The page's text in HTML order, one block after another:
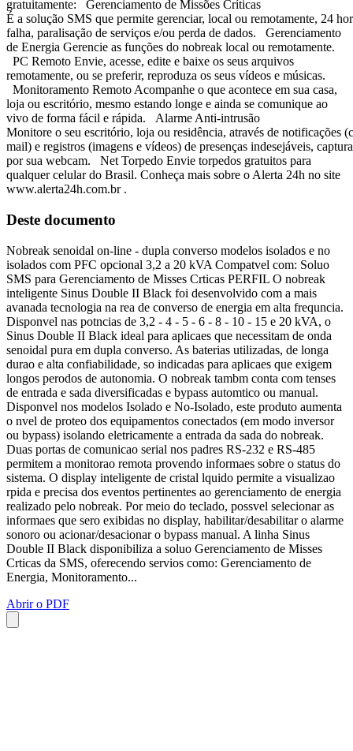
gratuitamente: Gerenciamento de Missões Críticas
É a solução SMS que permite gerenciar, local ou remotamente, 24
falha, paralisação de serviços e/ou perda de dados. Gerenciamento
de Energia Gerencie as funções do nobreak local ou remotamente.
PC Remoto Envie, acesse, edite e baixe os seus arquivos
remotamente, ou se preferir, reproduza os seus vídeos e músicas.
Monitoramento Remoto Acompanhe o que acontece em sua casa,
loja ou escritório, mesmo estando longe e ainda se comunique ao
vivo de forma fácil e rápida. Alarme Anti-intrusão
Monitore o seu escritório, loja ou residência, através de notificações
mail) e registros (imagens e vídeos) de presenças indesejáveis,
por sua webcam. Net Torpedo Envie torpedos gratuitos para
qualquer celular do Brasil. Conheça mais sobre o Alerta 24h no site
www.alerta24h.com.br .
Deste documento
Nobreak senoidal on-line - dupla converso modelos isolados e no
isolados com PFC opcional 3,2 a 20 kVA Compatvel com: Soluo
SMS para Gerenciamento de Misses Crticas PERFIL O nobreak
inteligente Sinus Double II Black foi desenvolvido com a mais
avanada tecnologia na rea de converso de energia em alta frequncia.
Disponvel nas potncias de 3,2 - 4 - 5 - 6 - 8 - 10 - 15 e 20 kVA, o
Sinus Double II Black ideal para aplicaes que necessitam de onda
senoidal pura em dupla converso. As baterias utilizadas, de longa
durao e alta confiabilidade, so indicadas para aplicaes que exigem
longos perodos de autonomia. O nobreak tambm conta com tenses
de entrada e sada diversificadas e bypass automtico ou manual.
Disponvel nos modelos Isolado e No-Isolado, este produto aumenta
o nvel de proteo dos equipamentos conectados (em modo inversor
ou bypass) isolando eletricamente a entrada da sada do nobreak.
Duas portas de comunicao serial nos padres RS-232 e RS-485
permitem a monitorao remota provendo informaes sobre o status do
sistema. O display inteligente de cristal lquido permite a visualizao
rpida e precisa dos eventos pertinentes ao gerenciamento de energia
realizado pelo nobreak. Por meio do teclado, possvel selecionar as
informaes que sero exibidas no display, habilitar/desabilitar o alarme
sonoro ou acionar/desacionar o bypass manual. A linha Sinus
Double II Black disponibiliza a soluo Gerenciamento de Misses
Crticas da SMS, oferecendo servios como: Gerenciamento de
Energia, Monitoramento...
Abrir o PDF